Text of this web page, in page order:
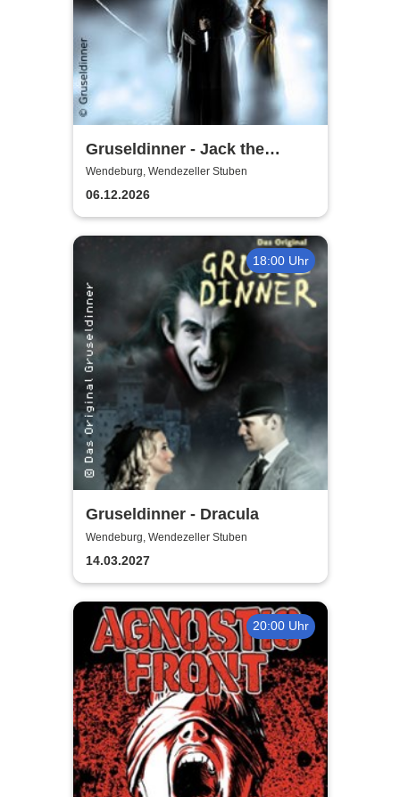
Gruseldinner - Jack the
Ripper
Wendeburg, Wendezeller Stuben
06.12.2026
18:00 Uhr
Gruseldinner - Dracula
Wendeburg, Wendezeller Stuben
14.03.2027
20:00 Uhr